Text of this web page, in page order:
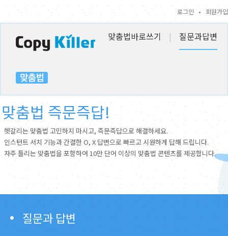
로그인 • 회원가입
맞춤법바로쓰기 | 질문과답변
맞춤법 즉문즉답!
헷갈리는 맞춤법 고민하지 마시고, 즉문즉답으로 해결하세요.
인스턴트 서치 기능과 간결한 O, X 답변으로 빠르고 시원하게 답해 드립니다.
자주 틀리는 맞춤법을 포함하여 10만 단어 이상의 맞춤법 콘텐츠를 제공합니다.
질문과 답변